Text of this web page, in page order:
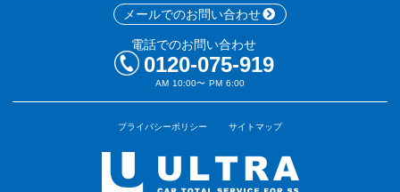
メールでのお問い合わせ
電話でのお問い合わせ
0120-075-919
AM 10:00〜 PM 6:00
プライバシーポリシー サイトマップ